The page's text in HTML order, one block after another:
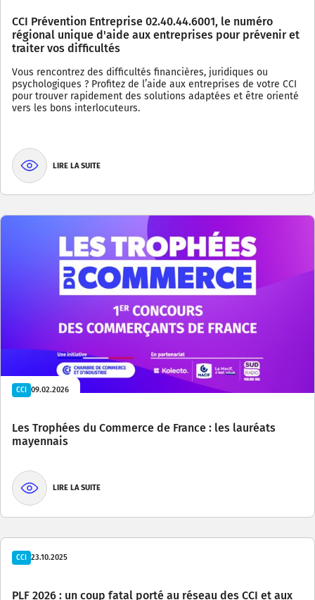
CCI Prévention Entreprise 02.40.44.6001, le numéro
régional unique d'aide aux entreprises pour prévenir et
traiter vos difficultés
Vous rencontrez des difficultés financières, juridiques ou
psychologiques ? Profitez de l’aide aux entreprises de votre CCI
pour trouver rapidement des solutions adaptées et être orienté
vers les bons interlocuteurs.
LIRE LA SUITE
CCI 09.02.2026
Les Trophées du Commerce de France : les lauréats
mayennais
LIRE LA SUITE
CCI 23.10.2025
PLF 2026 : un coup fatal porté au réseau des CCI et aux